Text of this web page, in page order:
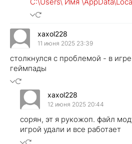
xaxol228
11 июня 2025 23:39
столкнулся с проблемой - в
геймпады
xaxol228
12 июня 2025 20:44
сорян, эт я рукожоп. файл
игрой удали и все работает